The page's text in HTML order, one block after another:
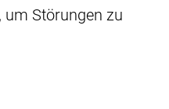
um Störungen zu